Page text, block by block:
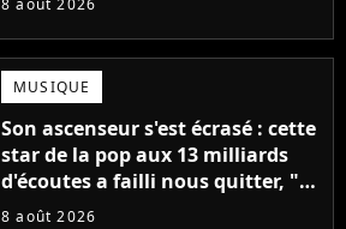
8 août 2026
MUSIQUE
Son ascenseur s'est écrasé : cette
star de la pop aux 13 milliards
d'écoutes a failli nous quitter, "Je
pensais ne plus jamais chanter"
8 août 2026